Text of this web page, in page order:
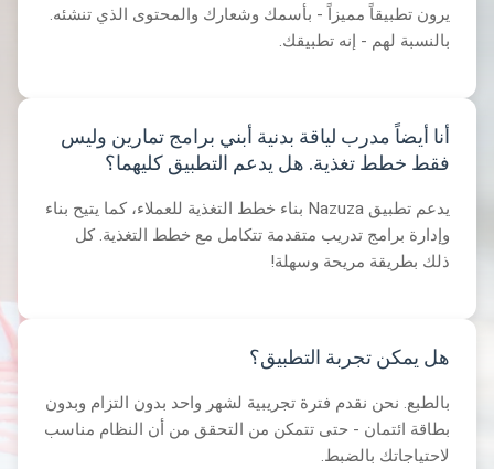
يرون تطبيقاً مميزاً - بأسمك وشعارك والمحتوى الذي تنشئه.
بالنسبة لهم - إنه تطبيقك.
أنا أيضاً مدرب لياقة بدنية أبني برامج تمارين وليس
فقط خطط تغذية. هل يدعم التطبيق كليهما؟
يدعم تطبيق Nazuza بناء خطط التغذية للعملاء، كما يتيح بناء
وإدارة برامج تدريب متقدمة تتكامل مع خطط التغذية. كل
ذلك بطريقة مريحة وسهلة!
هل يمكن تجربة التطبيق؟
بالطبع. نحن نقدم فترة تجريبية لشهر واحد بدون التزام وبدون
بطاقة ائتمان - حتى تتمكن من التحقق من أن النظام مناسب
لاحتياجاتك بالضبط.